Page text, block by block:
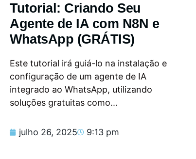
Tutorial: Criando Seu
Agente de IA com N8N e
WhatsApp (GRÁTIS)
Este tutorial irá guiá-lo na instalação e
configuração de um agente de IA
integrado ao WhatsApp, utilizando
soluções gratuitas como...
julho 26, 2025 9:13 pm